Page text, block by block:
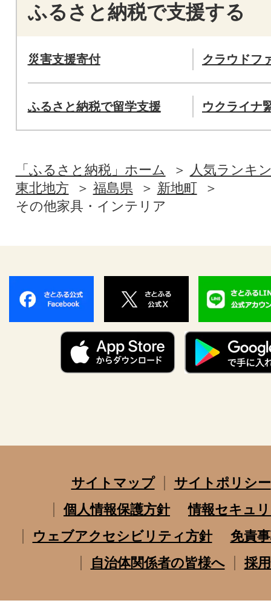
ふるさと納税で支援する
災害支援寄付 クラウドフ
ふるさと納税で留学支援 ウクライナ
「ふるさと納税」ホーム
人気ランキ
東北地方
福島県
新地町
その他家具・インテリア
サイトマップ
サイトポリシー
個人情報保護方針
情報セキュ
ウェブアクセシビリティ方針
免責
自治体関係者の皆様へ
採